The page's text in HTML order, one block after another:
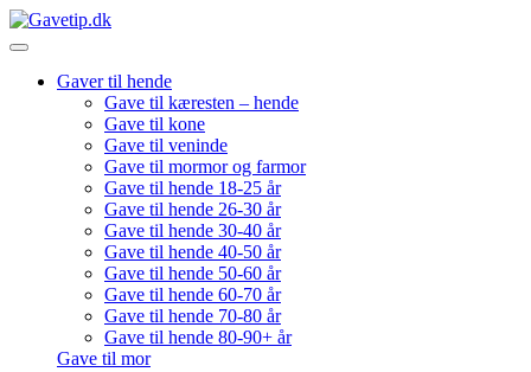
Gaver til hende
Gave til kæresten – hende
Gave til kone
Gave til veninde
Gave til mormor og farmor
Gave til hende 18-25 år
Gave til hende 26-30 år
Gave til hende 30-40 år
Gave til hende 40-50 år
Gave til hende 50-60 år
Gave til hende 60-70 år
Gave til hende 70-80 år
Gave til hende 80-90+ år
Gave til mor